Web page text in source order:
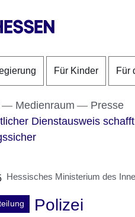
zum Kopf der Seite
zum Inhalt
zum Fuß der Seite
Für Kinder Für
Medienraum
Presse
Dienstausweis
Hessisches Ministerium des
Polizei